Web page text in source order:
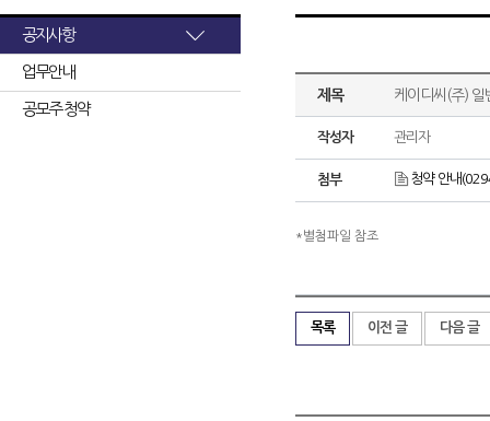
공지사항
업무안내
공모주 청약
제목 케이디씨(주) 일
작성자 관리자
첨부 청약 안내
*별첨파일 참조
목록 이전 글 다음 글